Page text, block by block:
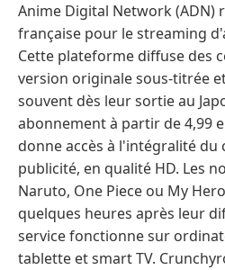
Anime Digital Network (ADN)
française pour le streaming
Cette plateforme diffuse des
version originale sous-titrée
souvent dès leur sortie au
abonnement à partir de 4,99
donne accès à l'intégralité du
publicité, en qualité HD. Les
Naruto, One Piece ou My
quelques heures après leur
service fonctionne sur
tablette et smart TV.